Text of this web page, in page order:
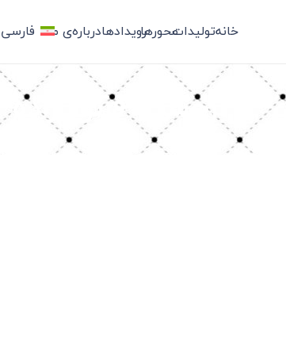
خانهتولیداتمحورهارویدادهادرباره‌ی ما فارسی
برچسب: فرتوک‌زاده